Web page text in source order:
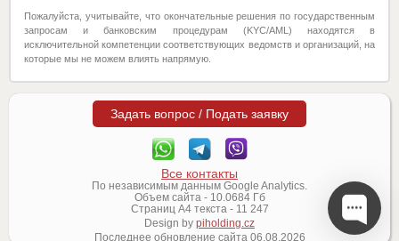
Пожалуйста, учитывайте, что окончательные решения по государственным
запросам и банковским процедурам (KYC/AML) находятся в
исключительной компетенции соответствующих ведомств и организаций, на
которые мы не можем влиять напрямую.
Задать вопрос / Подать заявку
Все контакты
По независимым данным Google Analytics.
Объем сайта - 10.0684Гб
Страниц А4 текста - 11 247
Design by piholding.cz
Последнее обновление сайта 06.08.2026